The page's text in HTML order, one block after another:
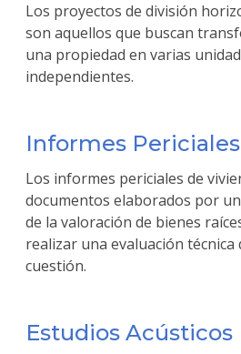
Los proyectos de división
son aquellos que buscan
una propiedad en varias
independientes.
Informes Periciales
Los informes periciales de
documentos elaborados por
de la valoración de bienes
realizar una evaluación técnica
cuestión.
Estudios Acústicos